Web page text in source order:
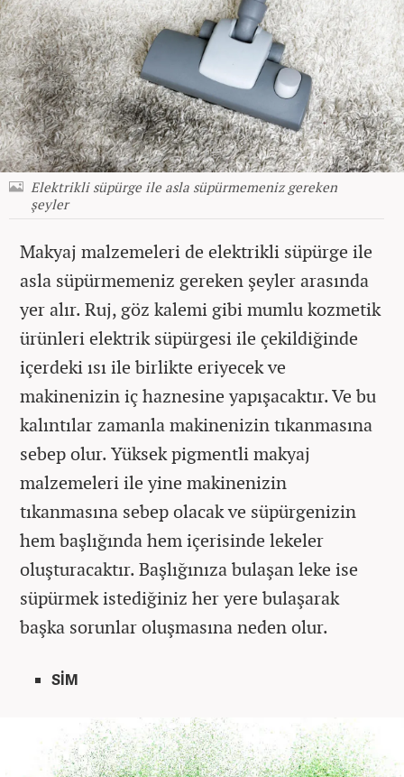
Elektrikli süpürge ile asla süpürmemeniz gereken
şeyler
Makyaj malzemeleri de elektrikli süpürge ile
asla süpürmemeniz gereken şeyler arasında
yer alır. Ruj, göz kalemi gibi mumlu kozmetik
ürünleri elektrik süpürgesi ile çekildiğinde
içerdeki ısı ile birlikte eriyecek ve
makinenizin iç haznesine yapışacaktır. Ve bu
kalıntılar zamanla makinenizin tıkanmasına
sebep olur. Yüksek pigmentli makyaj
malzemeleri ile yine makinenizin
tıkanmasına sebep olacak ve süpürgenizin
hem başlığında hem içerisinde lekeler
oluşturacaktır. Başlığınıza bulaşan leke ise
süpürmek istediğiniz her yere bulaşarak
başka sorunlar oluşmasına neden olur.
SİM